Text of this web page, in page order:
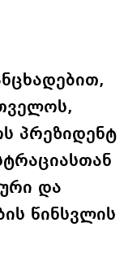
პრეზიდენტ
და
წინსვლის